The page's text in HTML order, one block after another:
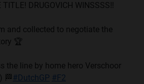
DRUGOVICH WINSSSS‼️
and collected to negotiate the
🏆
the line by home hero Verschoor
🏁#DutchGP #F2